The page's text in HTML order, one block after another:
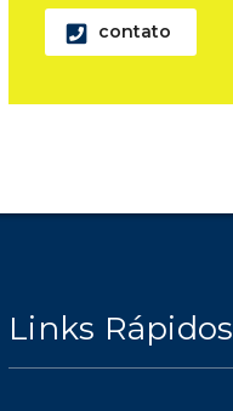
contato
Links Rápidos